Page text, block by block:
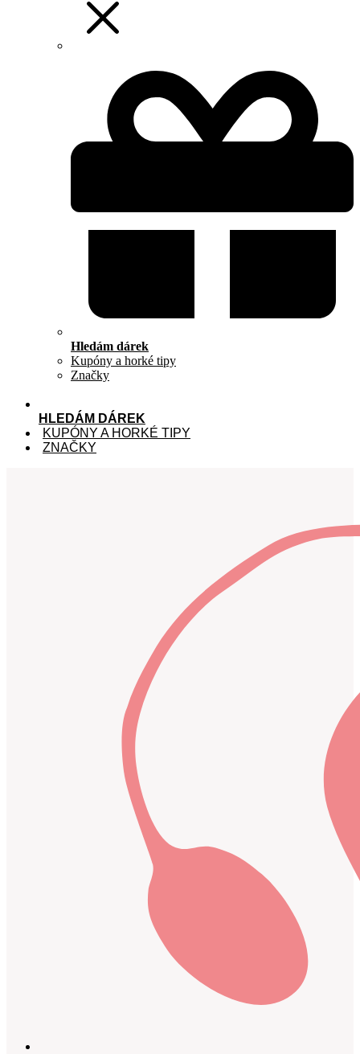
Hledám dárek
Kupóny a horké tipy
Značky
HLEDÁM DÁREK
KUPÓNY A HORKÉ TIPY
ZNAČKY